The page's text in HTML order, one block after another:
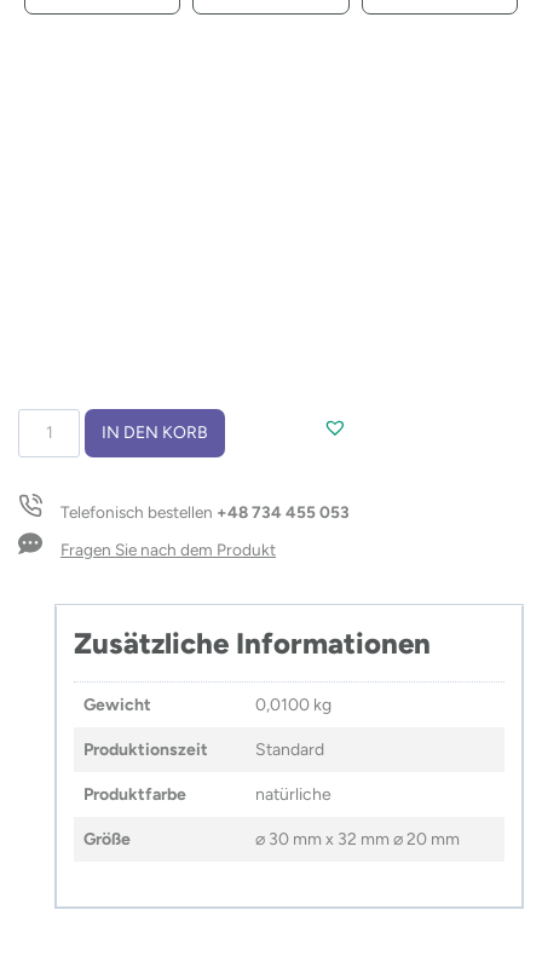
Weinkorken
IN DEN KORB
Telefonisch bestellen +48 734 455 053
Fragen Sie nach dem Produkt
Zusätzliche Informationen
Gewicht 0,0100 kg
Produktionszeit Standard
Produktfarbe natürliche
Größe ⌀ 30 mm x 32 mm ⌀ 20 mm